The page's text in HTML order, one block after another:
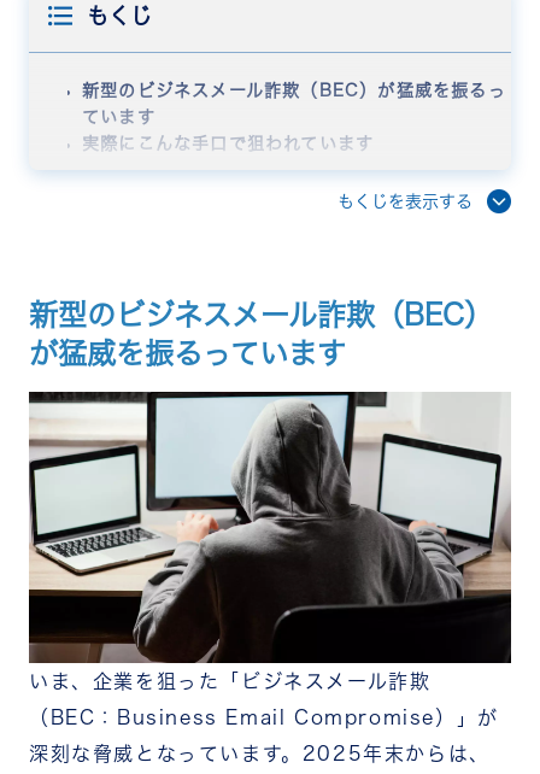
もくじ
新型のビジネスメール詐欺（BEC）が猛威を振るっ
ています
実際にこんな手口で狙われています
② LINEグループの作成を指示される
今すぐ実践できる5つの対策
1. 送金指示は必ず「別の手段」で確認する
2. 「緊急」「秘密」は最大の警戒サイン
4. メールアドレスの「微妙な違い」に注意する
5. 全社的な情報共有とセキュリティ教育を行なう
根本的な対策は「クローズドな連絡手段」の確保
クローズドな社内SNS「RECOG」の活用
まとめ
もくじを表示する
新型のビジネスメール詐欺（BEC）
が猛威を振るっています
いま、企業を狙った「ビジネスメール詐欺
（BEC：Business Email Compromise）」が
深刻な脅威となっています。 2025年末からは、